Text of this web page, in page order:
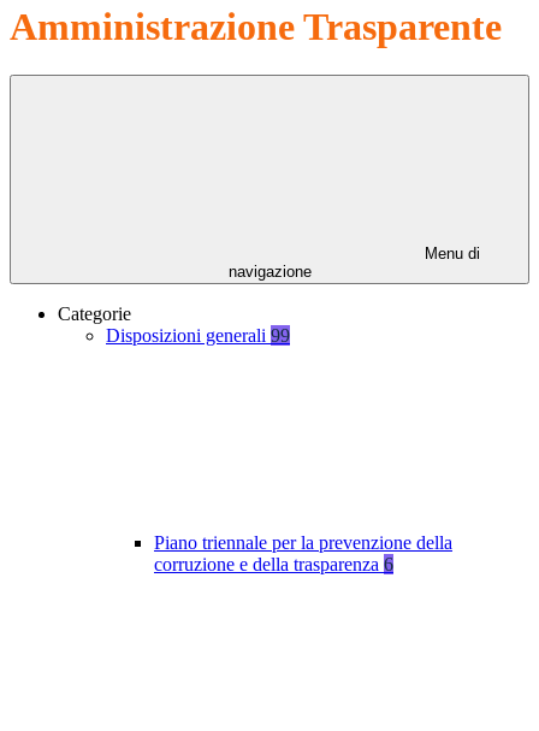
Amministrazione Trasparente
Menu di
navigazione
Categorie
Disposizioni generali 99
Piano triennale per la prevenzione della
corruzione e della trasparenza 6